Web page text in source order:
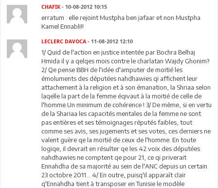
CHAFIK - 10-08-2012 10:15
erratum : elle rejoint Mustpha ben jafaar et non Mustpha
Kamel Ennabli!!
LECLERC DAVOCA - 11-08-2012 12:10
1/ Quid de l'action en justice intentée par Bochra Belhaj
Hmida il y a qelqes mois contre le charlatan Wajdy Ghonim?
2/ Qe pense BBH de l'idée d'amputer de moitié les
émoluments des députées nahdhawies qi affichent leur
attachement à la religion et à son émanation, la Shriaa selon
laqelle la part de la femme éqivaut à la moitié de celle de
l'homme.Un minimum de cohérence ! 3/ De même, si en vertu
de la Shariaa les capacités mentales de la femme ne sont
pas entières et ses témoignages réputés faibles, tout
comme ses avis, ses jugements et ses votes, ces derniers ne
valent guère qe la moitié de ceux de l'homme. En toute
logiqe, il devrait en résulter qe les 42 voix des députées
nahdhawies ne comptent qe pour 21, ce qi priverait
Ennahdha de sa majorité au sein de l'ANC depuis un certain
23 octobre 2011... 4/ En outre, puisq'il apparaît clair
q'Ennahdha tient à transposer en Tunisie le modèle